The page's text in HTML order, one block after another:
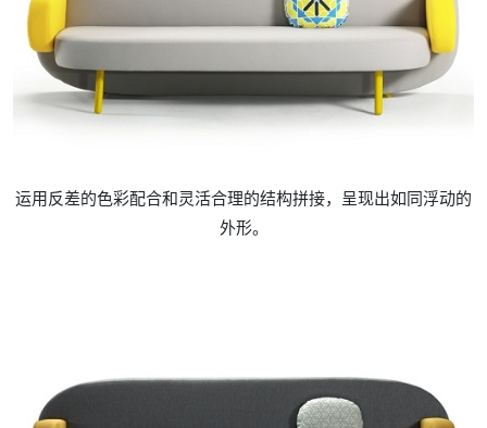
运用反差的色彩配合和灵活合理的结构拼接，呈现出如同浮动的
外形。